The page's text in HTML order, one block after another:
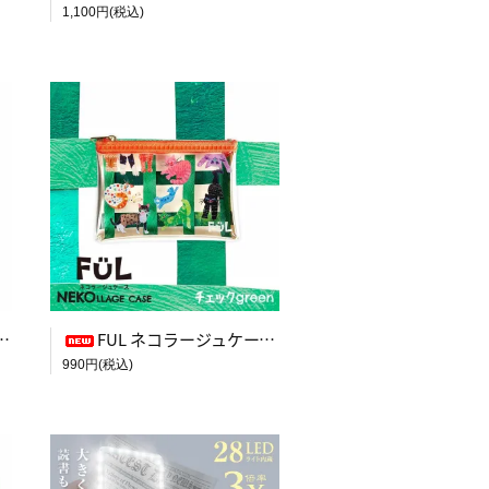
1,100円(税込)
FUL ネコラージュケース チェックgreen
990円(税込)